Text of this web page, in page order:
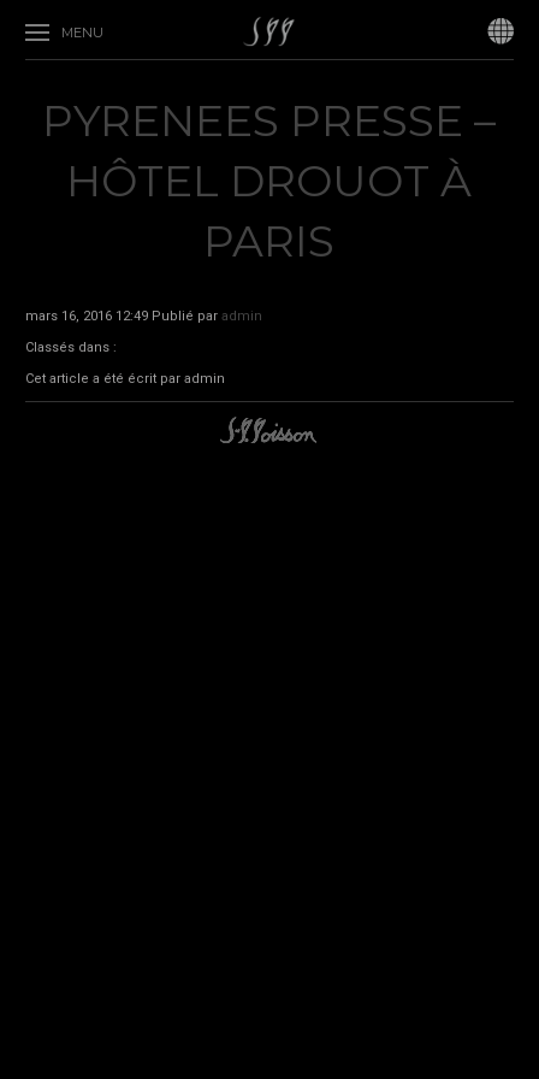
MENU
PYRENEES PRESSE –
HÔTEL DROUOT À
PARIS
mars 16, 2016 12:49 Publié paradmin
Classés dans :
Cet article a été écrit par admin